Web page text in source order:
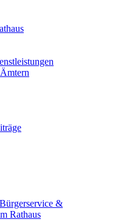
Bürgerservice &
Rathaus